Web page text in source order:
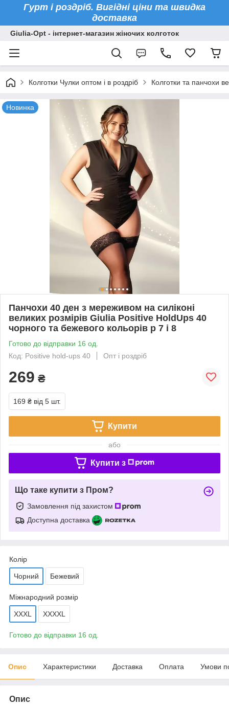
Гурт і роздріб. Вигідні ціни та швидка
доставка
Giulia-Opt - інтернет-магазин жіночих колготок
Колготки Чулки оптом і в роздріб Колготки та панчохи
Новинка
Панчохи 40 ден з мереживом на силіконі
великих розмірів Giulia Positive HoldUps 40
чорного та бежевого кольорів р 7 і 8
Готово до відправки 16 од.
Код: Positive hold-ups 40
Опт і роздріб
269 ₴
169 ₴ від 5 шт.
Купити
або
Купити з
Що таке купити з Пром?
Замовлення під захистом
Доступна доставка
Колір
Чорний Бежевий
Міжнародний розмір
XXXL XXXXL
Готово до відправки 16 од.
Опис Характеристики Доставка Оплата Умови
Опис